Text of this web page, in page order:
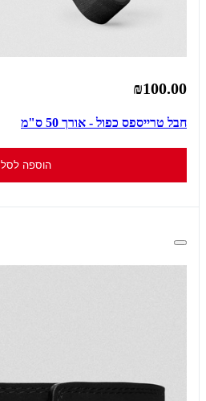
₪100.00
חבל טרייספס כפול - אורך 50 ס"מ
הוספה לסל